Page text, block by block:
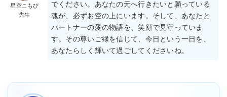
星空こもぴ
先生
でください。あなたの元へ行きたいと願っている
魂が、必ずお空の上にいます。そして、あなたと
パートナーの愛の物語を、笑顔で見守っていま
す。その尊いご縁を信じて、今日という一日を、
あなたらしく輝いて過ごしてくださいね。